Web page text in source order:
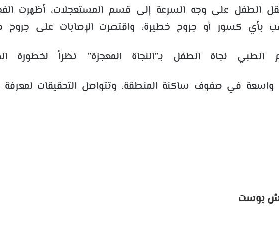
الطفل على وجه السرعة إلى قسم المستعجلات، أظهرت
بأي كسور أو جروح خطيرة، واقتصرت الإصابات على جروح
نجاة الطفل بـ”النجاة المعجزة” نظراً لخطورة
واسعة في صفوف ساكنة المنطقة، وتتواصل التحقيقات لمعرفة
بوست